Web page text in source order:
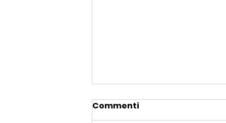
Commenti